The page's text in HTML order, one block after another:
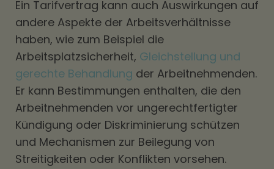
Ein Tarifvertrag kann auch Auswirkungen auf
andere Aspekte der Arbeitsverhältnisse
haben, wie zum Beispiel die
Arbeitsplatzsicherheit, Gleichstellung und
gerechte Behandlung der Arbeitnehmenden.
Er kann Bestimmungen enthalten, die den
Arbeitnehmenden vor ungerechtfertigter
Kündigung oder Diskriminierung schützen
und Mechanismen zur Beilegung von
Streitigkeiten oder Konflikten vorsehen.